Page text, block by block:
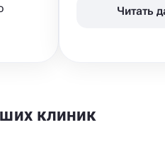
Читать
клиник